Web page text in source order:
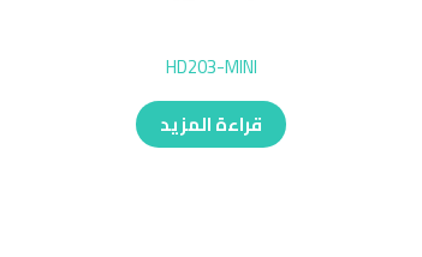
HD203-MINI
قراءة المزيد